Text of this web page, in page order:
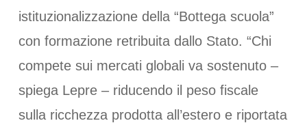
istituzionalizzazione della “Bottega scuola”
con formazione retribuita dallo Stato. “Chi
compete sui mercati globali va sostenuto –
spiega Lepre – riducendo il peso fiscale
sulla ricchezza prodotta all’estero e riportata